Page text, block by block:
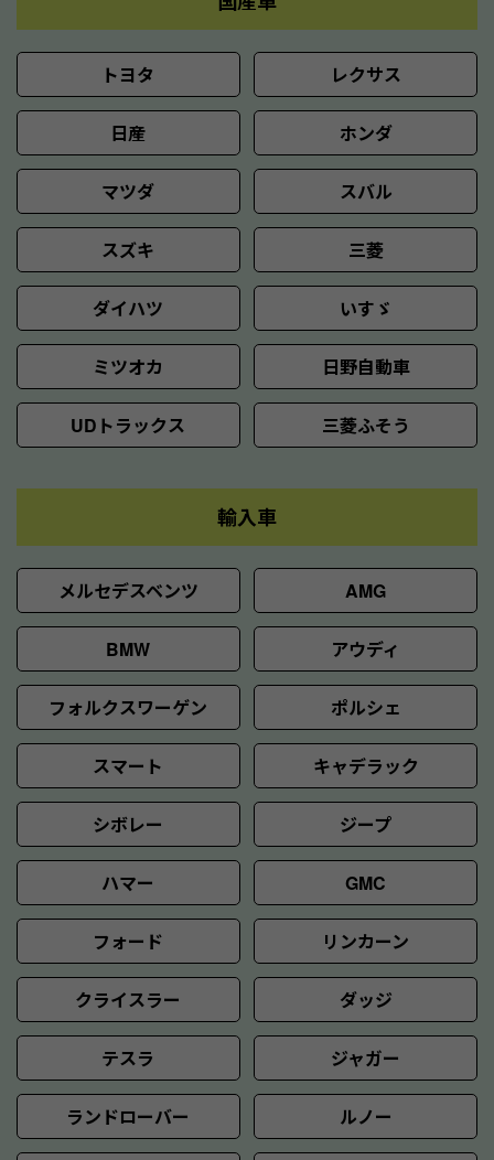
トヨタ レクサス
日産 ホンダ
マツダ スバル
スズキ 三菱
ダイハツ いすゞ
ミツオカ 日野自動車
UDトラックス 三菱ふそう
輸入車
メルセデスベンツ AMG
BMW アウディ
フォルクスワーゲン ポルシェ
スマート キャデラック
シボレー ジープ
ハマー GMC
フォード リンカーン
クライスラー ダッジ
テスラ ジャガー
ランドローバー ルノー